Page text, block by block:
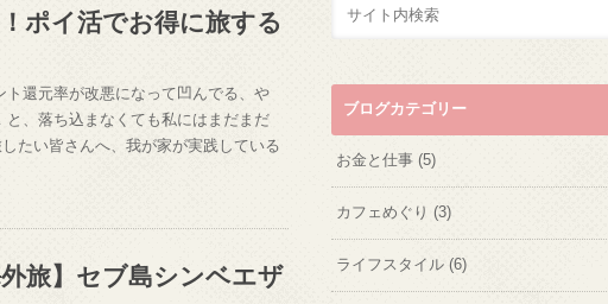
ポイ活でお得に旅する
ト還元率が改悪になって凹んでる、や
、落ち込まなくても私にはまだまだ
たい皆さんへ、我が家が実践している
旅】セブ島シンベエザ
ブログカテゴリー
お金と仕事 (5)
カフェめぐり (3)
ライフスタイル (6)